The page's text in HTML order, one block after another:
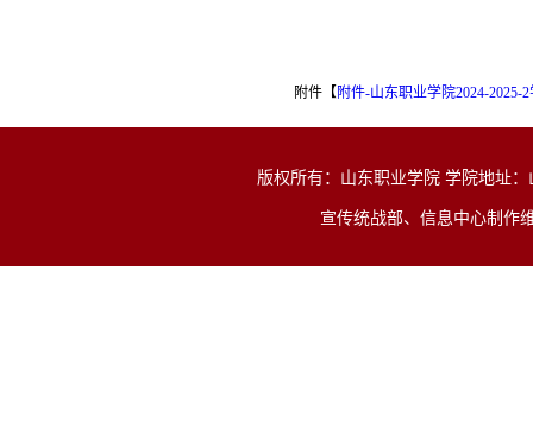
附件【附件-山东职业学院2024-2025-
版权所有：山东职业学院 学院地址：
宣传统战部、信息中心制